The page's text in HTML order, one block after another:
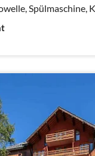
Spülmaschine,